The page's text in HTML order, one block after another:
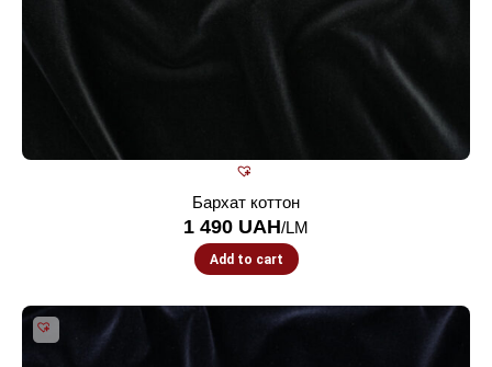
Бархат коттон
1 490 UAH/LM
Add to cart